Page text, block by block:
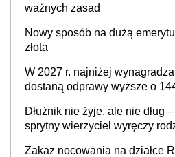
ważnych zasad
Nowy sposób na dużą
złota
W 2027 r. najniżej
dostaną odprawy wyższe o
Dłużnik nie żyje, ale nie dług
sprytny wierzyciel wyręczy
Zakaz nocowania na działce